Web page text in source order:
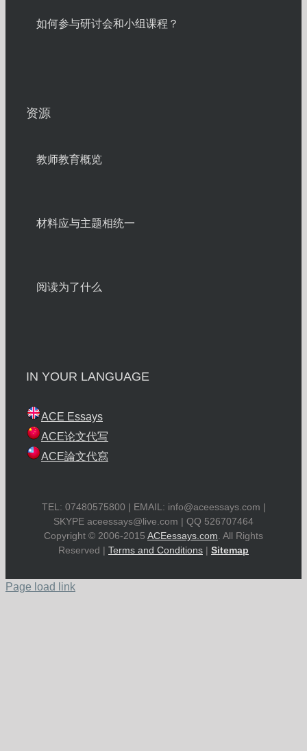
如何参与研讨会和小组课程？
资源
教师教育概览
材料应与主题相统一
阅读为了什么
IN YOUR LANGUAGE
ACE Essays
ACE论文代写
ACE論文代寫
TEL: 07480575800 | EMAIL: info@aceessays.com |
SKYPE aceessays@live.com | QQ 526707464
Copyright © 2006-2015 ACEessays.com . All Rights
Reserved | Terms and Conditions | Sitemap
Page load link